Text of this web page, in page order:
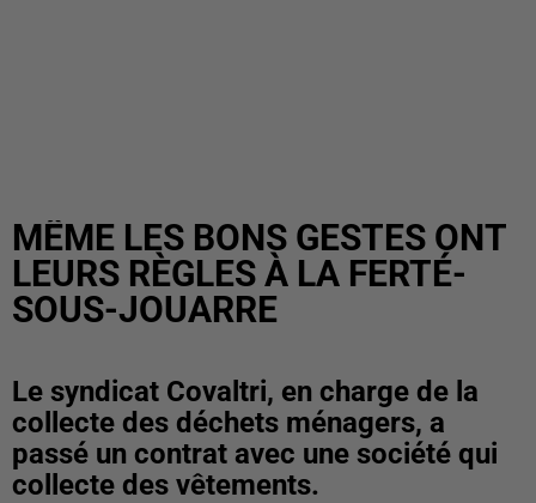
MÊME LES BONS GESTES ONT
LEURS RÈGLES À LA FERTÉ-
SOUS-JOUARRE
Le syndicat Covaltri, en charge de la
collecte des déchets ménagers, a
passé un contrat avec une société qui
collecte des vêtements.